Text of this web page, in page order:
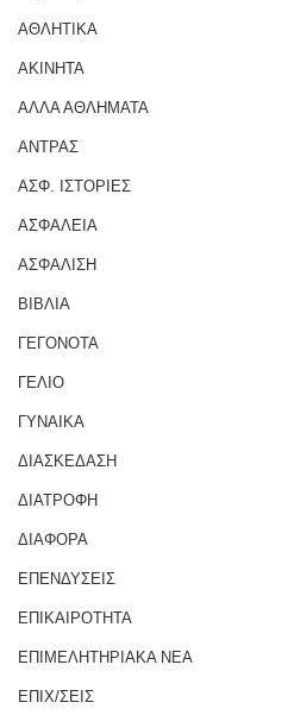
ΑΘΛΗΤΙΚΑ
ΑΚΙΝΗΤΑ
ΑΛΛΑ ΑΘΛΗΜΑΤΑ
ΑΝΤΡΑΣ
ΑΣΦ. ΙΣΤΟΡΙΕΣ
ΑΣΦΑΛΕΙΑ
ΑΣΦΑΛΙΣΗ
ΒΙΒΛΙΑ
ΓΕΓΟΝΟΤΑ
ΓΕΛΙΟ
ΓΥΝΑΙΚΑ
ΔΙΑΣΚΕΔΑΣΗ
ΔΙΑΤΡΟΦΗ
ΔΙΑΦΟΡΑ
ΕΠΕΝΔΥΣΕΙΣ
ΕΠΙΚΑΙΡΟΤΗΤΑ
ΕΠΙΜΕΛΗΤΗΡΙΑΚΑ ΝΕΑ
ΕΠΙΧ/ΣΕΙΣ